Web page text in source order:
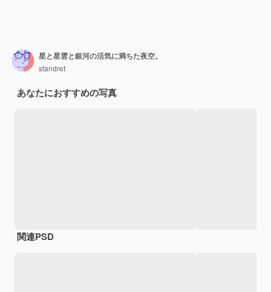
星と星雲と銀河の活気に満ちた夜空。
standret
あなたにおすすめの写真
関連PSD